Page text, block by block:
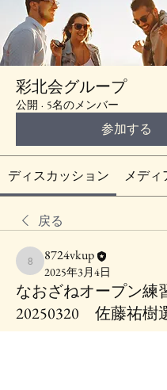
彩北会グループ
公開 · 5名のメンバー
参加する
ディスカッション メディ
戻る
8724vkup
8724vkup
2025年3月4日
なおざねオープン練
20250320 佐藤祐樹